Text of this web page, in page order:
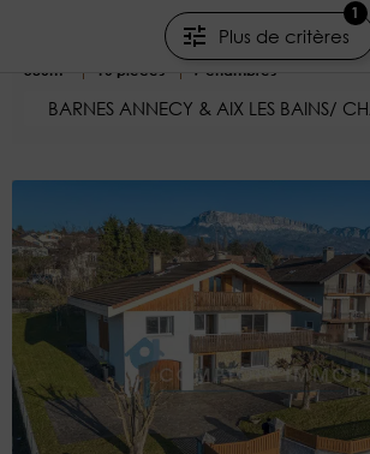
Plus de critères
1
Annecy - Haute-Savoie
580m² 16 pièces 7 chambres
BARNES ANNECY & AIX LES BAINS/